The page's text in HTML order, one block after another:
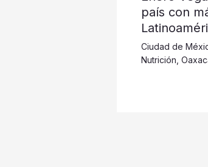
país con
Ciudad de
Nutrición